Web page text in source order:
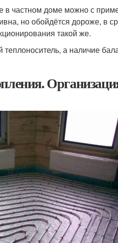
в частном доме можно с
но обойдётся дороже, в
такой же.
а наличие